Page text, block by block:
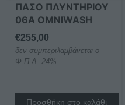
ΠΆΣΟ ΠΛΥΝΤΗΡΊΟΥ
06Α OMNIWASH
€255,00
δεν συμπεριλαμβάνεται ο
Φ.Π.Α. 24%
Προσθήκη στο καλάθι